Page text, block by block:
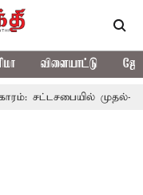
விளையாட்டு
சட்டசபையில் முதல்-